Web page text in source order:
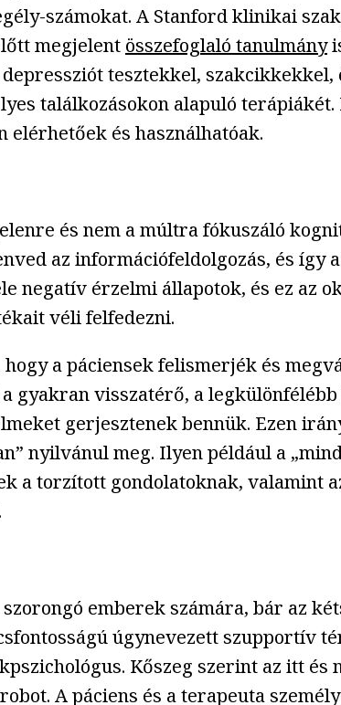
számokat. A Stanford klinikai
megjelent összefoglaló tanulmány
tesztekkel,
találkozásokon alapuló
elérhetőek és használhatóak.
és nem a múltra fókuszáló
az információfeldolgozás, és
negatív érzelmi állapotok, és ez az
véli felfedezni.
a páciensek felismerjék és
gyakran visszatérő, a
gerjesztenek bennük. Ezen
nyilvánul meg. Ilyen például a
a torzított gondolatoknak, valamint
emberek számára, bár az
úgynevezett szupportív
Kőszeg szerint az itt
A páciens és a terapeuta